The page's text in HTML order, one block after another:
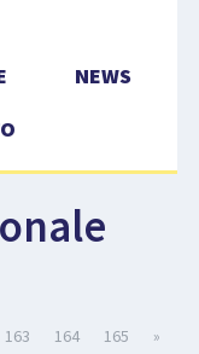
NEWS
163 164 165 »